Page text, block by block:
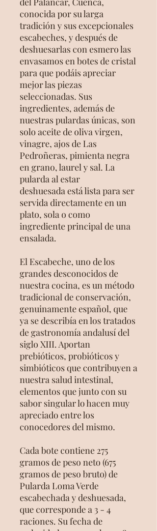
conocida por su larga
tradición y sus excepcionales
escabeches, y después de
deshuesarlas con esmero las
envasamos en botes de cristal
para que podáis apreciar
mejor las piezas
seleccionadas. Sus
ingredientes, además de
nuestras pulardas únicas, son
solo aceite de oliva virgen,
vinagre, ajos de Las
Pedroñeras, pimienta negra
en grano, laurel y sal. La
pularda al estar
deshuesada está lista para ser
servida directamente en un
plato, sola o como
ingrediente principal de una
ensalada.
El Escabeche, uno de los
grandes desconocidos de
nuestra cocina, es un método
tradicional de conservación,
genuinamente español, que
ya se describía en los tratados
de gastronomía andalusí del
siglo XIII. Aportan
prebióticos, probióticos y
simbióticos que contribuyen a
nuestra salud intestinal,
elementos que junto con su
sabor singular lo hacen muy
apreciado entre los
conocedores del mismo.
Cada bote contiene 275
gramos de peso neto (675
gramos de peso bruto) de
Pularda Loma Verde
escabechada y deshuesada,
que corresponde a 3 - 4
raciones. Su fecha de